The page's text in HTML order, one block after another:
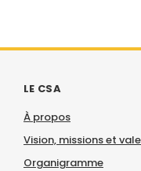
LE CSA
À propos
Vision, missions et
Organigramme